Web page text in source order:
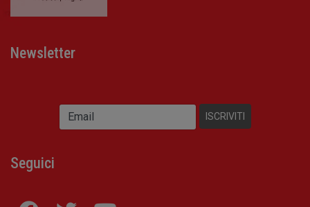
Newsletter
Seguici